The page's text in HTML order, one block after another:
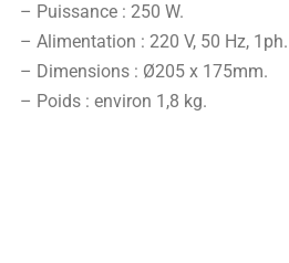
– Puissance : 250 W.
– Alimentation : 220 V, 50 Hz, 1ph.
– Dimensions : Ø205 x 175mm.
– Poids : environ 1,8 kg.